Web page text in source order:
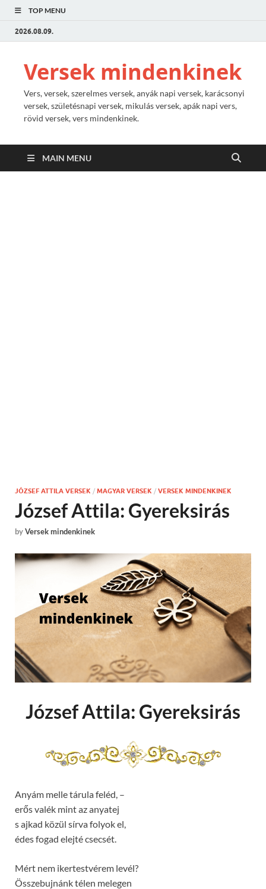
TOP MENU
2026.08.09.
Versek mindenkinek
Vers, versek, szerelmes versek, anyák napi versek, karácsonyi
versek, születésnapi versek, mikulás versek, apák napi vers,
rövid versek, vers mindenkinek.
MAIN MENU
JÓZSEF ATTILA VERSEK / MAGYAR VERSEK / VERSEK MINDENKINEK
József Attila: Gyereksirás
byVersek mindenkinek
József Attila: Gyereksirás
Anyám melle tárula feléd, –
erős valék mint az anyatej
s ajkad közül sírva folyok el,
édes fogad elejté csecsét.
Mért nem ikertestvérem levél?
Összebujnánk télen melegen